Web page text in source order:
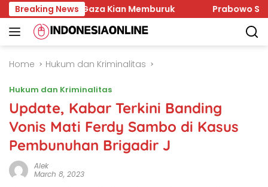
Skip
to
content
Breaking News
Israel, Gaza Kian Memburuk Prabowo Soroti
Home Hukum dan Kriminalitas
Hukum dan Kriminalitas
Update, Kabar Terkini Banding
Vonis Mati Ferdy Sambo di Kasus
Pembunuhan Brigadir J
Alek
March 8, 2023